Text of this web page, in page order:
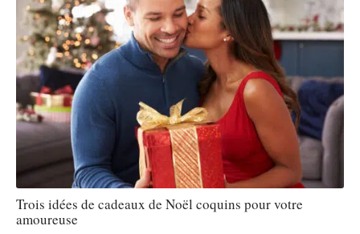
Trois idées de cadeaux de Noël coquins pour votre
amoureuse